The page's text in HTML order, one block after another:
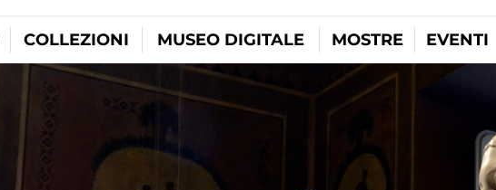
COLLEZIONI MUSEO DIGITALE MOSTRE EVENTI